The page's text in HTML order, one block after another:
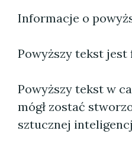
Informacje o
Powyższy tekst jest
Powyższy tekst w
mógł zostać
sztucznej